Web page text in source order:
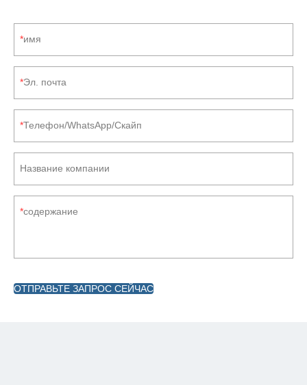
имя
Эл. почта
Телефон/WhatsApp/Скайп
Название компании
содержание
ОТПРАВЬТЕ ЗАПРОС СЕЙЧАС